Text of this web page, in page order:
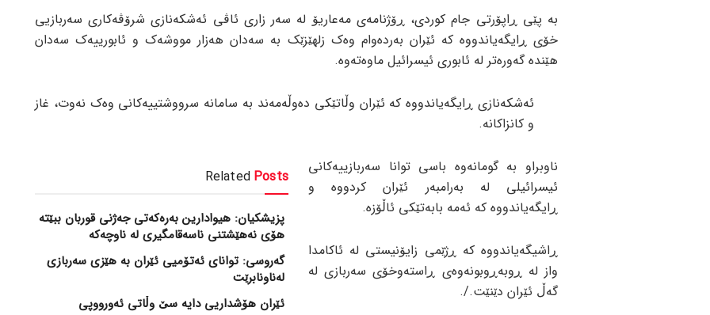
بە پێی ڕاپۆرتی جام کوردی، ڕۆژنامەی مەعاریۆ لە سەر زاری ئاڤی ئەشکەنازی شرۆڤەکاری سەربازیی
خۆی ڕایگەیاندووە کە ئێران بەردەوام وەک زلهێزێک بە سەدان هەزار مووشەک و ئابورییەک سەدان
هێندە گەورەتر لە ئابوری ئیسرائیل ماوەتەوە.
ئەشکەنازی ڕایگەیاندووە کە ئێران وڵاتێکی دەوڵەمەند بە سامانە سرووشتییەکانی وەک نەوت، غاز
و کانزاکانە.
Related Posts
پزیشکیان: هیوادارین بەرەکەتی جەژنی قوربان ببێتە
هۆی نەهێشتنی ناسەقامگیری لە ناوچەکە
گەروسی: توانای ئەتۆمیی ئێران بە هێزی سەربازی
لەناونابرێت
ئێران هۆشداریی دایە سێ وڵاتی ئەورووپی
ناوبراو بە گومانەوە باسی توانا سەربازییەکانی
ئیسرائیلی لە بەرامبەر ئێران کردووە و
ڕایگەیاندووە کە ئەمە بابەتێکی ئاڵۆزە.
ڕاشیگەیاندووە کە ڕژێمی زایۆنیستی لە ئاکامدا
واز لە ڕوبەڕوبونەوەی ڕاستەوخۆی سەربازی لە
گەڵ ئێران دێنێت./.